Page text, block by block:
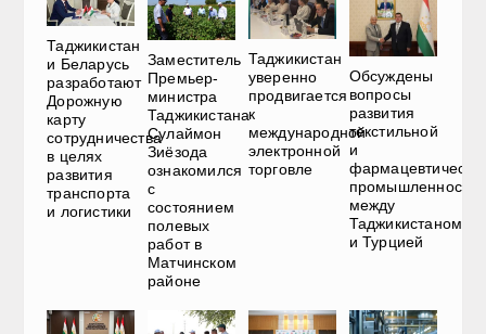
Таджикистан
и Беларусь
разработают
Дорожную
карту
сотрудничества
в целях
развития
транспорта
и логистики
Заместитель
Премьер-
министра
Таджикистана
Сулаймон
Зиёзода
ознакомился
с
состоянием
полевых
работ в
Матчинском
районе
Таджикистан
уверенно
продвигается
к
международной
электронной
торговле
Обсуждены
вопросы
развития
текстильной
и
промышленности
между
Таджикистаном
и Турцией